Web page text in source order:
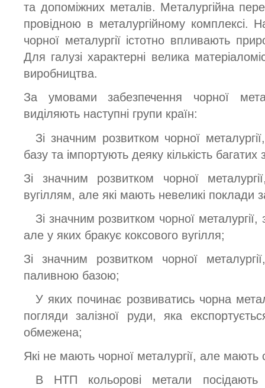
та допоміжних металів. Металургійна
провідною в металургійному комплексі.
чорної металургії істотно впливають
Для галузі характерні велика
виробництва.
За умовами забезпечення чорної
виділяють наступні групи країн:
Зі значним розвитком чорної
базу та імпортують деяку кількість багатих
Зі значним розвитком чорної
вугіллям, але які мають невеликі поклади
Зі значним розвитком чорної
але у яких бракує коксового вугілля;
Зі значним розвитком чорної
паливною базою;
У яких починає розвиватись чорна
погляди залізної руди, яка
обмежена;
Які не мають чорної металургії, але мають
В НТП кольорові метали